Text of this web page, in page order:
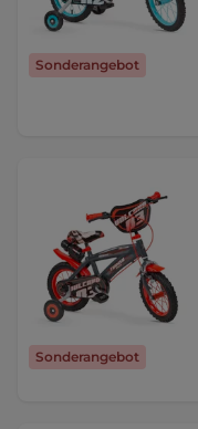
Sonderangebot
Sonderangebot